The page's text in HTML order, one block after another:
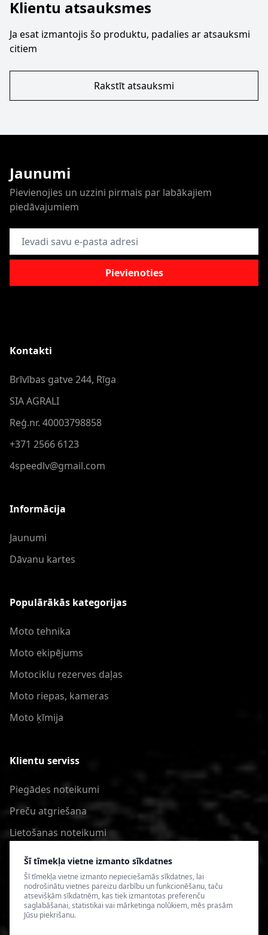
Šī tīmekļa vietne izmanto sīkdatnes
Šī tīmekļa vietne izmanto nepieciešamās sīkdatnes, lai
nodrošinātu vietnes pareizu darbību un funkcionēšanu, taču
atsevišķām sīkdatnēm, kas tiek izmantotas preferenču
saglabāšanai, statistikai vai mārketinga nolūkiem, mēs prasām
Jūsu piekrišanu.
Klientu atsauksmes
Ja esat izmantojis šo produktu, padalies ar atsauksmi
citiem
Rakstīt atsauksmi
Jaunumi
Pievienojies un uzzini pirmais par labākajiem
piedāvajumiem
E-pasta adrese
Pievienoties
Kontakti
Brīvības gatve 244, Rīga
SIA AGRALI
Reģ.nr. 40003798858
+371 2566 6123
4speedlv@gmail.com
Informācija
Jaunumi
Dāvanu kartes
Populārākās kategorijas
Moto tehnika
Moto ekipējums
Motociklu rezerves daļas
Moto riepas, kameras
Moto ķīmija
Klientu serviss
Piegādes noteikumi
Preču atgriešana
Lietošanas noteikumi
Privātuma politika